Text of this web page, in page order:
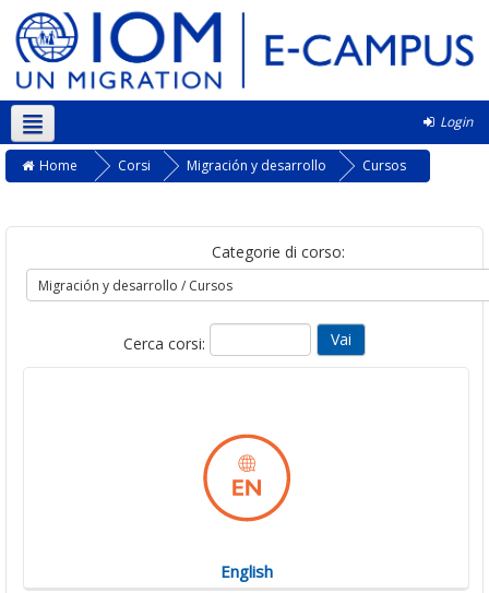
Login
Italiano ‎(it)‎
Home Corsi Migración y desarrollo Cursos
Categorie di corso:
Cerca corsi:
English